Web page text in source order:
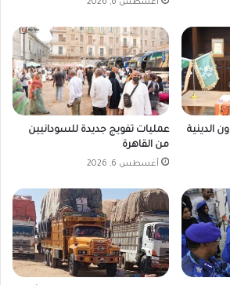
أغسطس 6, 2026
الدينية
عمليات تفويج جديدة للسودانيين
من القاهرة
أغسطس 6, 2026